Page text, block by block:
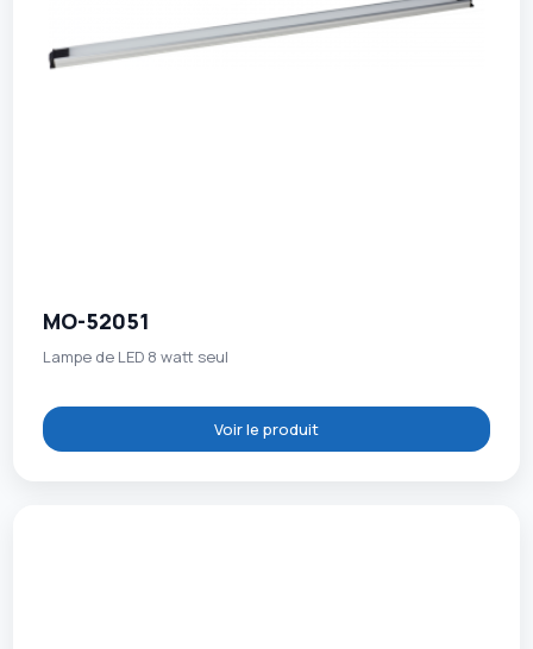
MO-52051
Lampe de LED 8 watt seul
Voir le produit